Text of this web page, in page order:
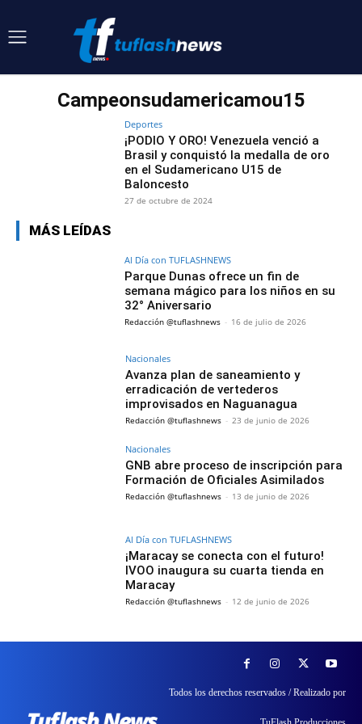
Campeonsudamericamou15
Deportes
¡PODIO Y ORO! Venezuela venció a
Brasil y conquistó la medalla de oro
en el Sudamericano U15 de
Baloncesto
27 de octubre de 2024
MÁS LEÍDAS
Al Día con TUFLASHNEWS
Parque Dunas ofrece un fin de
semana mágico para los niños en su
32° Aniversario
Redacción @tuflashnews - 16 de julio de 2026
Nacionales
Avanza plan de saneamiento y
erradicación de vertederos
improvisados en Naguanagua
Redacción @tuflashnews - 23 de junio de 2026
Nacionales
GNB abre proceso de inscripción para
Formación de Oficiales Asimilados
Redacción @tuflashnews - 13 de junio de 2026
Al Día con TUFLASHNEWS
¡Maracay se conecta con el futuro!
IVOO inaugura su cuarta tienda en
Maracay
Redacción @tuflashnews - 12 de junio de 2026
Todos los derechos reservados / Realizado por